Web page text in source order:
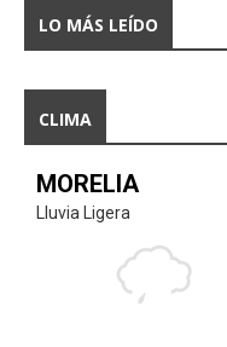
LO MÁS LEÍDO
CLIMA
MORELIA
Lluvia Ligera